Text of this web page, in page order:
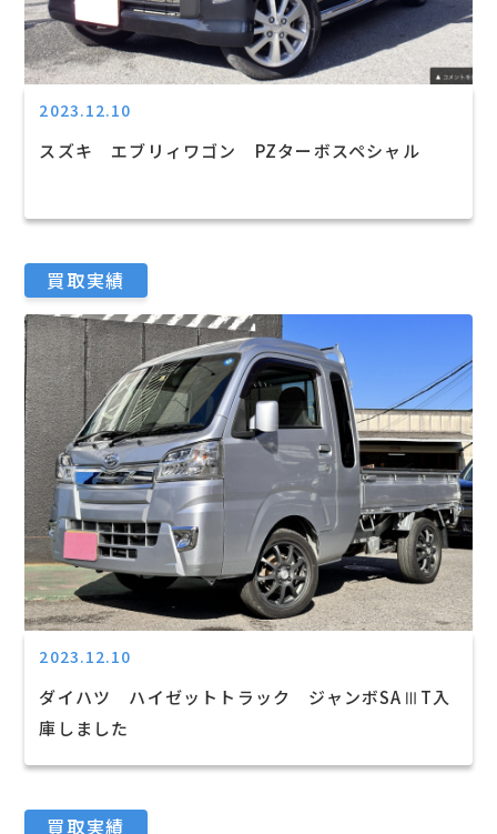
2023.12.10
スズキ エブリィワゴン PZターボスペシャル
買取実績
2023.12.10
ダイハツ ハイゼットトラック ジャンボSAⅢT入
庫しました
買取実績